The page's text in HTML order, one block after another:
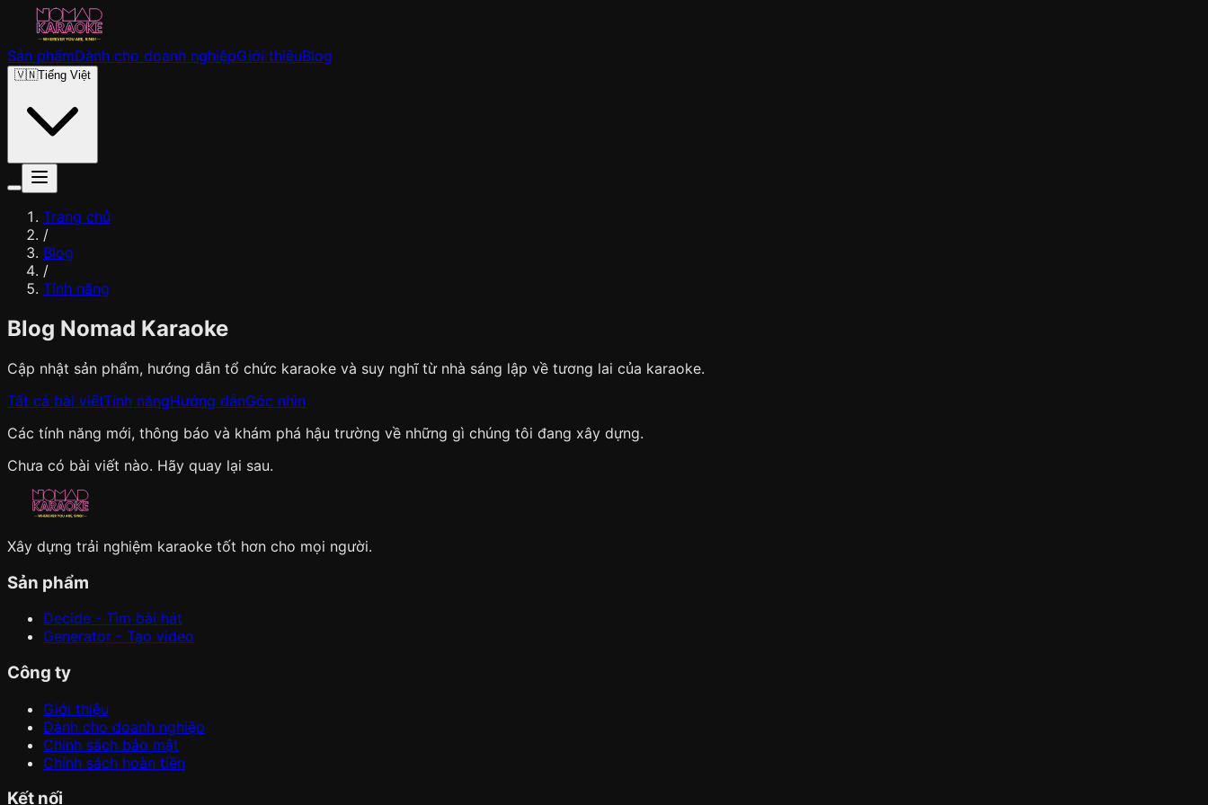
Sản phẩmDành cho doanh nghiệpGiới thiệuBlog
🇻🇳Tiếng Việt
Trang chủ
/
Blog
/
Tính năng
Blog Nomad Karaoke
Cập nhật sản phẩm, hướng dẫn tổ chức karaoke và suy nghĩ từ nhà sáng lập về tương lai của karaoke.
Tất cả bài viếtTính năngHướng dẫnGóc nhìn
Các tính năng mới, thông báo và khám phá hậu trường về những gì chúng tôi đang xây dựng.
Chưa có bài viết nào. Hãy quay lại sau.
Xây dựng trải nghiệm karaoke tốt hơn cho mọi người.
Sản phẩm
Decide - Tìm bài hát
Generator - Tạo video
Công ty
Giới thiệu
Dành cho doanh nghiệp
Chính sách bảo mật
Chính sách hoàn tiền
Kết nối